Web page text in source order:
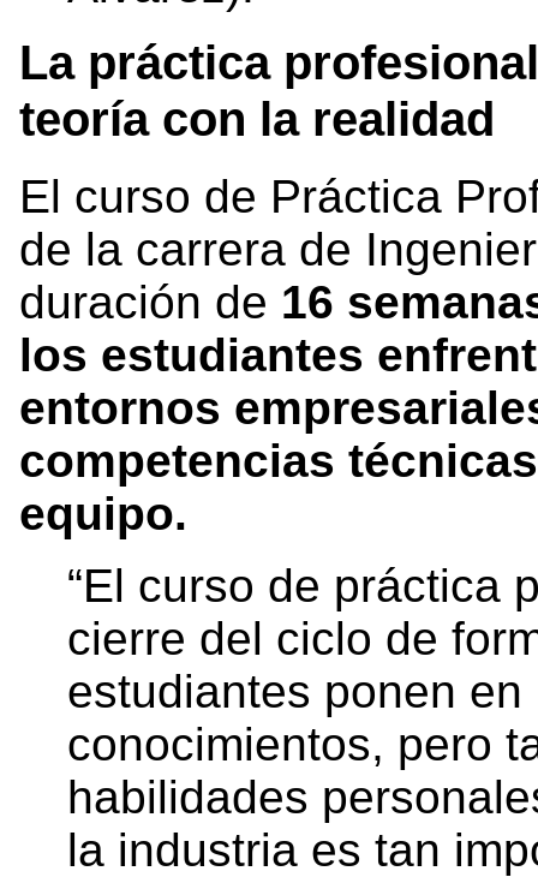
La práctica
teoría con la realidad
El curso de Práctica
de la carrera de
duración de 16
los estudiantes
entornos
competencias
equipo.
“El curso de práctica
cierre del ciclo de
estudiantes ponen
conocimientos, pero
habilidades
la industria es tan